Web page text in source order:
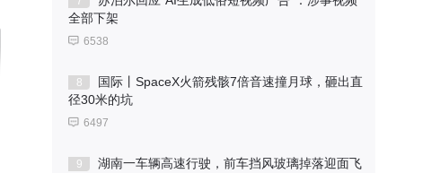
全部下架
6538
8
国际丨SpaceX火箭残骸7倍音速撞月球，砸出直
径30米的坑
6497
9
湖南一车辆高速行驶，前车挡风玻璃掉落迎面飞